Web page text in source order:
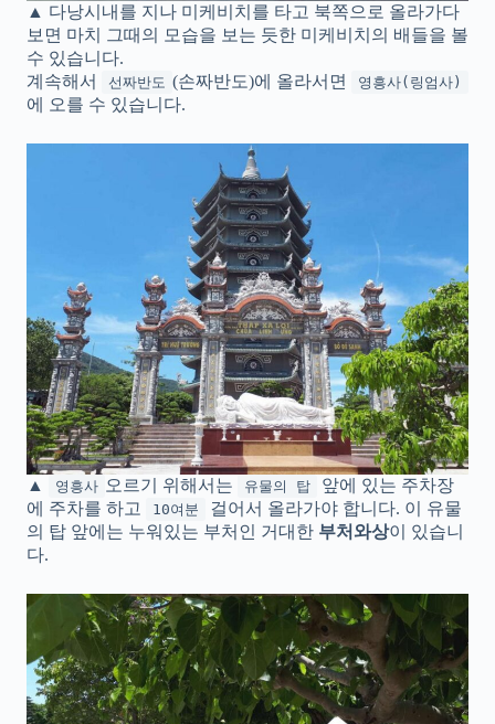
▲ 다낭시내를 지나 미케비치를 타고 북쪽으로 올라가다
보면 마치 그때의 모습을 보는 듯한 미케비치의 배들을 볼
수 있습니다.
계속해서
선짜반도 (손짜반도)에 올라서면 영흥사(링엄사)
에 오를 수 있습니다.
▲ 영흥사 오르기 위해서는 유물의 탑
앞에 있는 주차장
에 주차를 하고
10여분
걸어서 올라가야 합니다. 이 유물
의 탑 앞에는 누워있는 부처인 거대한 부처와상이 있습니
다.